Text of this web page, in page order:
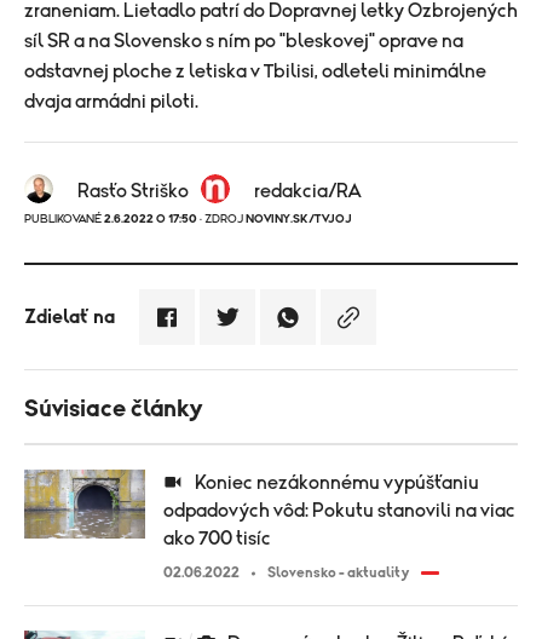
zraneniam. Lietadlo patrí do Dopravnej letky Ozbrojených
síl SR a na Slovensko s ním po "bleskovej" oprave na
odstavnej ploche z letiska v Tbilisi, odleteli minimálne
dvaja armádni piloti.
Rasťo Striško redakcia/RA
PUBLIKOVANÉ 2.6.2022 O 17:50 · ZDROJ NOVINY.SK/TVJOJ
Zdielať na
Súvisiace články
odpadových vôd: Pokutu stanovili na viac
ako 700 tisíc
02.06.2022 Slovensko - aktuality